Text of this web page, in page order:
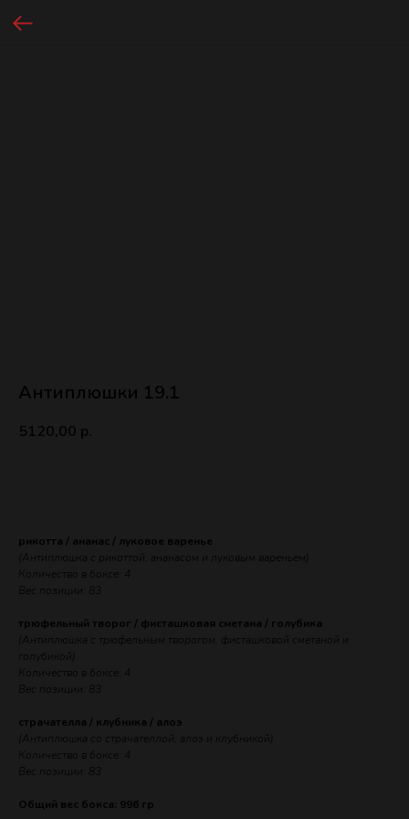
Антиплюшки 19.1
5120,00 р.
рикотта / ананас / луковое варенье
(Антиплюшка с рикоттой, ананасом и луковым вареньем)
Количество в боксе: 4
Вес позиции: 83
трюфельный творог / фисташковая сметана / голубика
(Антиплюшка с трюфельным творогом, фисташковой сметаной и
голубикой)
Количество в боксе: 4
Вес позиции: 83
страчателла / клубника / алоэ
(Антиплюшка со страчателлой, алоэ и клубникой)
Количество в боксе: 4
Вес позиции: 83
Общий вес бокса: 996 гр